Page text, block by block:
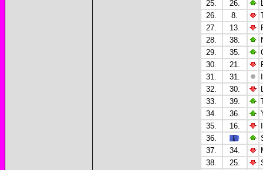
25.
26.
26.
8.
27.
13.
28.
38.
29.
35.
30.
21.
31.
31.
32.
30.
33.
39.
34.
36.
35.
16.
36.
37.
34.
38.
25.